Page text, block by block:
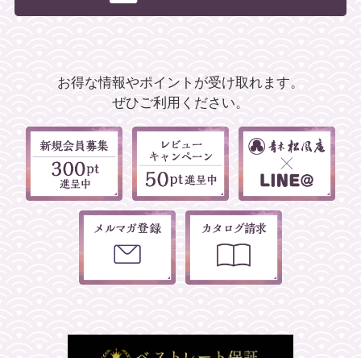
お得な情報やポイントが受け取れます。
ぜひご利用ください。